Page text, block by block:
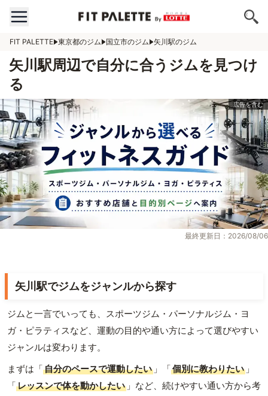
FIT PALETTE 東京都のジム 国立市のジム 矢川駅のジム
矢川駅周辺で自分に合うジムを見つけ
る
最終更新日：2026/08/06
矢川駅でジムをジャンルから探す
ジムと一言でいっても、スポーツジム・パーソナルジム・ヨ
ガ・ピラティスなど、運動の目的や通い方によって選びやすい
ジャンルは変わります。
まずは「自分のペースで運動したい 」「個別に教わりたい 」
「レッスンで体を動かしたい 」など、続けやすい通い方から考